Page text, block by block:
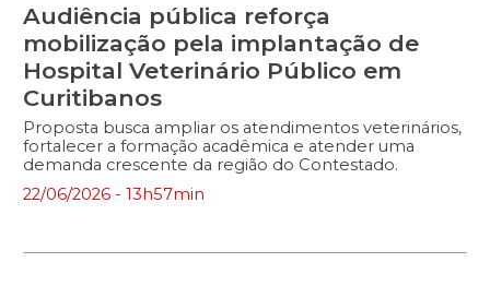
Audiência pública reforça
mobilização pela implantação de
Hospital Veterinário Público em
Curitibanos
Proposta busca ampliar os atendimentos veterinários,
fortalecer a formação acadêmica e atender uma
demanda crescente da região do Contestado.
22/06/2026 - 13h57min